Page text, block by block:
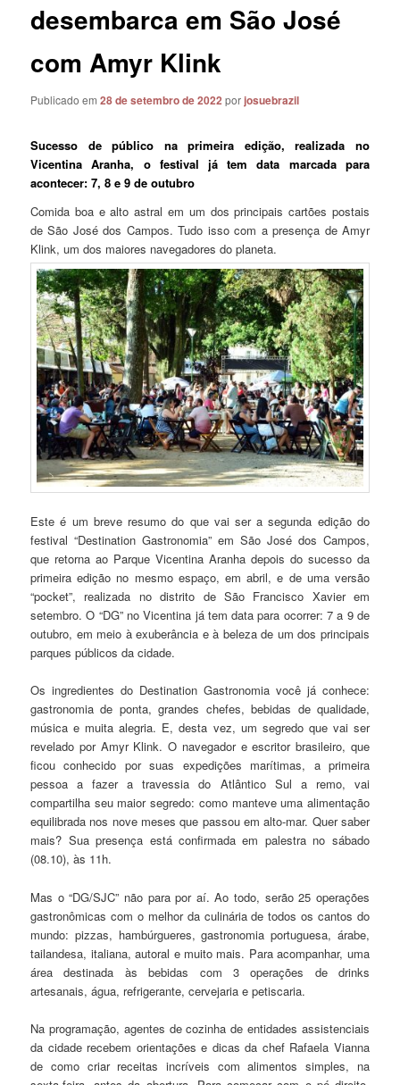
desembarca em São José
com Amyr Klink
Publicado em28 de setembro de 2022 porjosuebrazil
Sucesso de público na primeira edição, realizada no
Vicentina Aranha, o festival já tem data marcada para
acontecer: 7, 8 e 9 de outubro
Comida boa e alto astral em um dos principais cartões postais
de São José dos Campos. Tudo isso com a presença de Amyr
Klink, um dos maiores navegadores do planeta.
Este é um breve resumo do que vai ser a segunda edição do
festival “Destination Gastronomia” em São José dos Campos,
que retorna ao Parque Vicentina Aranha depois do sucesso da
primeira edição no mesmo espaço, em abril, e de uma versão
“pocket”, realizada no distrito de São Francisco Xavier em
setembro. O “DG” no Vicentina já tem data para ocorrer: 7 a 9 de
outubro, em meio à exuberância e à beleza de um dos principais
parques públicos da cidade.
Os ingredientes do Destination Gastronomia você já conhece:
gastronomia de ponta, grandes chefes, bebidas de qualidade,
música e muita alegria. E, desta vez, um segredo que vai ser
revelado por Amyr Klink. O navegador e escritor brasileiro, que
ficou conhecido por suas expedições marítimas, a primeira
pessoa a fazer a travessia do Atlântico Sul a remo, vai
compartilha seu maior segredo: como manteve uma alimentação
equilibrada nos nove meses que passou em alto-mar. Quer saber
mais? Sua presença está confirmada em palestra no sábado
(08.10), às 11h.
Mas o “DG/SJC” não para por aí. Ao todo, serão 25 operações
gastronômicas com o melhor da culinária de todos os cantos do
mundo: pizzas, hambúrgueres, gastronomia portuguesa, árabe,
tailandesa, italiana, autoral e muito mais. Para acompanhar, uma
área destinada às bebidas com 3 operações de drinks
artesanais, água, refrigerante, cervejaria e petiscaria.
Na programação, agentes de cozinha de entidades assistenciais
da cidade recebem orientações e dicas da chef Rafaela Vianna
de como criar receitas incríveis com alimentos simples, na